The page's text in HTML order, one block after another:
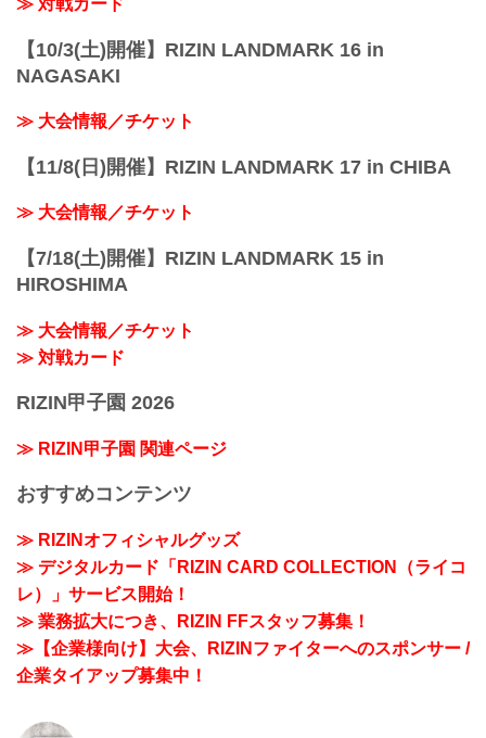
≫ 対戦カード
【10/3(土)開催】RIZIN LANDMARK 16 in
NAGASAKI
≫ 大会情報／チケット
【11/8(日)開催】RIZIN LANDMARK 17 in CHIBA
≫ 大会情報／チケット
【7/18(土)開催】RIZIN LANDMARK 15 in
HIROSHIMA
≫ 大会情報／チケット
≫ 対戦カード
RIZIN甲子園 2026
≫ RIZIN甲子園 関連ページ
おすすめコンテンツ
≫ RIZINオフィシャルグッズ
≫ デジタルカード「RIZIN CARD COLLECTION（ライコ
レ）」サービス開始！
≫ 業務拡大につき、RIZIN FFスタッフ募集！
≫【企業様向け】大会、RIZINファイターへのスポンサー /
企業タイアップ募集中！